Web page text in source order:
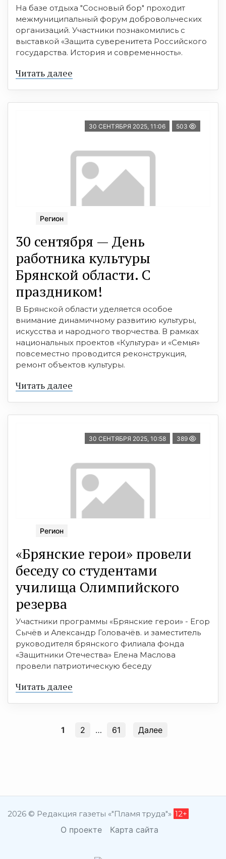
На базе отдыха "Сосновый бор" проходит
межмуниципальный форум добровольческих
организаций. Участники познакомились с
выставкой «Защита суверенитета Российского
государства. История и современность».
Читать далее
30 СЕНТЯБРЯ 2025, 11:06 503
Регион
30 сентября — День
работника культуры
Брянской области. С
праздником!
В Брянской области уделяется особое
внимание динамичному развитию культуры,
искусства и народного творчества. В рамках
национальных проектов «Культура» и «Семья»
повсеместно проводится реконструкция,
ремонт объектов культуры.
Читать далее
30 СЕНТЯБРЯ 2025, 10:58 389
Регион
«Брянские герои» провели
беседу со студентами
училища Олимпийского
резерва
Участники программы «Брянские герои» - Егор
Сычёв и Александр Головачёв. и заместитель
руководителя брянского филиала фонда
«Защитники Отечества» Елена Маслова
провели патриотическую беседу
Читать далее
1 2 … 61 Далее
2026 © Редакция газеты «"Пламя труда"» 12+
О проекте Карта сайта